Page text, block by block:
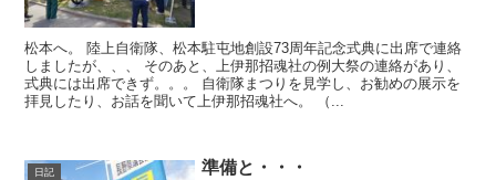
松本へ。 陸上自衛隊、松本駐屯地創設73周年記念式典に出席で連絡
しましたが、、、 そのあと、上伊那招魂社の例大祭の連絡があり、
式典には出席できず。。。 自衛隊まつりを見学し、お勧めの展示を
拝見したり、お話を聞いて上伊那招魂社へ。 （...
日記 準備と・・・